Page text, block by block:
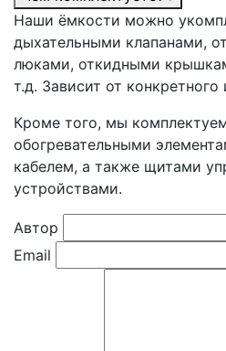
Наши ёмкости можно
дыхательными клапанами,
люками, откидными
т.д. Зависит от конкретного
Кроме того, мы
обогревательными
кабелем, а также щитами
устройствами.
Автор
Email